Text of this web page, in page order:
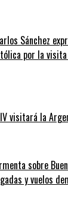
Sánchez
por la visita
visitará la
sobre
y vuelos